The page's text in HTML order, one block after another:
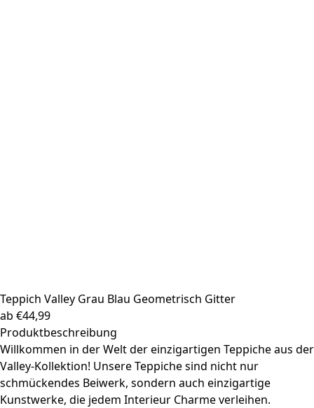
Teppich Valley Grau Blau Geometrisch Gitter
ab €44,99
Produktbeschreibung
Willkommen in der Welt der einzigartigen Teppiche aus der
Valley-Kollektion! Unsere Teppiche sind nicht nur
schmückendes Beiwerk, sondern auch einzigartige
Kunstwerke, die jedem Interieur Charme verleihen.